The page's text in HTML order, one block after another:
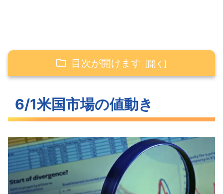
目次が開けます
寄り天から下落するも買い戻しの入っ
【長期金利上昇】早速QTの影響か？
VIX下落で市場から恐怖が抜けてきたよ
うに見える
6/1米国市場の値動き